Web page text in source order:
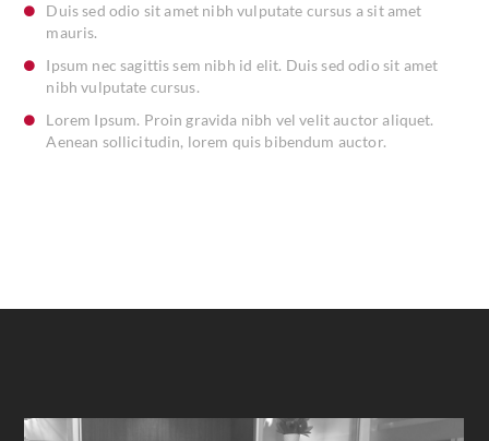
Duis sed odio sit amet nibh vulputate cursus a sit amet
mauris.
Ipsum nec sagittis sem nibh id elit. Duis sed odio sit amet
nibh vulputate cursus.
Lorem Ipsum. Proin gravida nibh vel velit auctor aliquet.
Aenean sollicitudin, lorem quis bibendum auctor.